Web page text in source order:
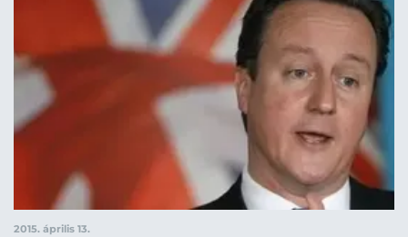
2015. április 13.